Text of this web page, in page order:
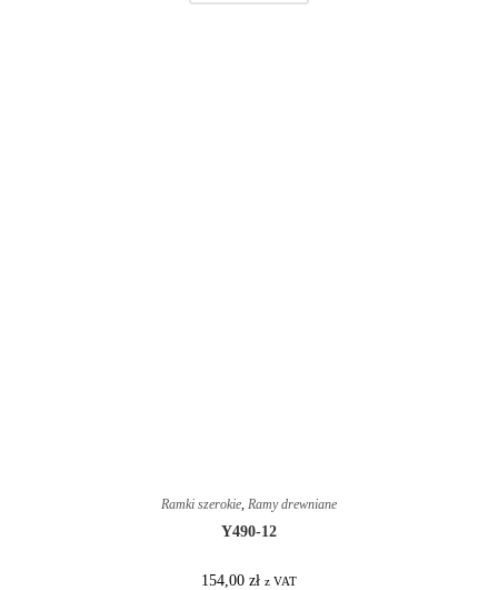
Ramki szerokie, Ramy drewniane
Y490-12
154,00 zł z VAT